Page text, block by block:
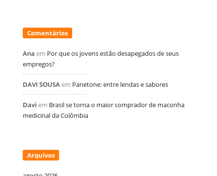
Comentários
Ana em Por que os jovens estão desapegados de seus
empregos?
DAVI SOUSA em Panetone: entre lendas e sabores
Davi em Brasil se torna o maior comprador de maconha
medicinal da Colômbia
Arquivos